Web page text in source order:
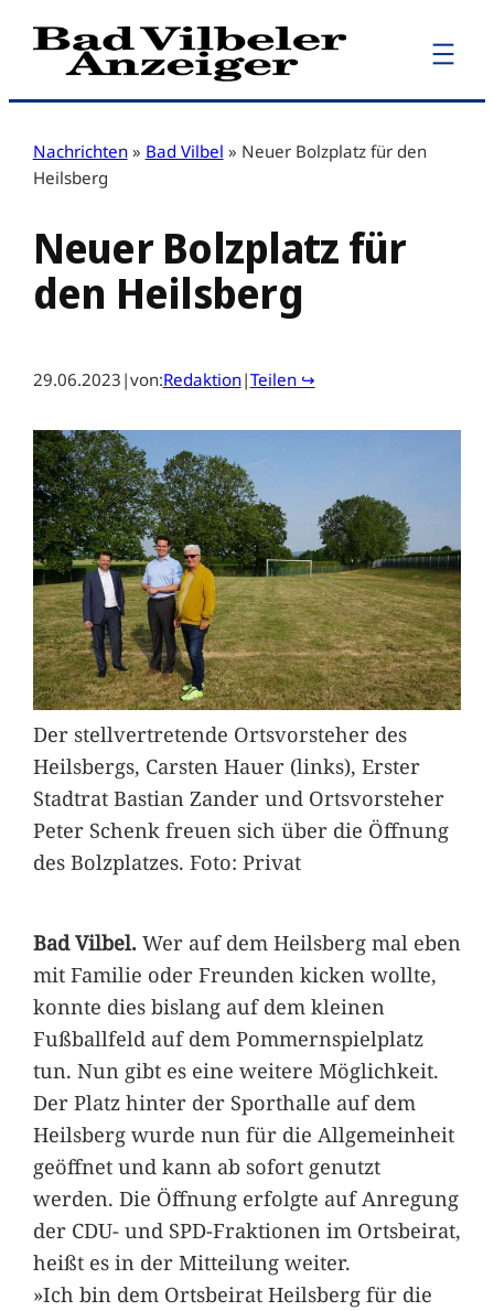
Zum
Inhalt
Nachrichten » Bad Vilbel » Neuer Bolzplatz für den
Heilsberg
Neuer Bolzplatz für
den Heilsberg
29.06.2023 |von:Redaktion|Teilen ↪
Der stellvertretende Ortsvorsteher des
Heilsbergs, Carsten Hauer (links), Erster
Stadtrat Bastian Zander und Ortsvorsteher
Peter Schenk freuen sich über die Öffnung
des Bolzplatzes. Foto: Privat
Bad Vilbel.Wer auf dem Heilsberg mal eben
mit Familie oder Freunden kicken wollte,
konnte dies bislang auf dem kleinen
Fußballfeld auf dem Pommernspielplatz
tun. Nun gibt es eine weitere Möglichkeit.
Der Platz hinter der Sporthalle auf dem
Heilsberg wurde nun für die Allgemeinheit
geöffnet und kann ab sofort genutzt
werden. Die Öffnung erfolgte auf Anregung
der CDU- und SPD-Fraktionen im Ortsbeirat,
heißt es in der Mitteilung weiter.
»Ich bin dem Ortsbeirat Heilsberg für die